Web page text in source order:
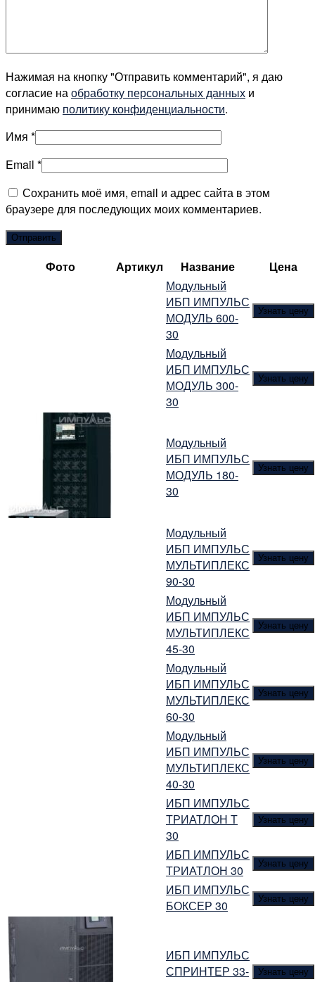
Нажимая на кнопку "Отправить комментарий", я даю
согласие наобработку персональных данных и
принимаю политику конфиденциальности.
Имя *
Email *
Сохранить моё имя, email и адрес сайта в этом
браузере для последующих моих комментариев.
Фото Артикул Название
Цена
Модульный
ИБП ИМПУЛЬС
МОДУЛЬ 600-
30
Узнать цену
Модульный
ИБП ИМПУЛЬС
МОДУЛЬ 300-
30
Узнать цену
Модульный
ИБП ИМПУЛЬС
МОДУЛЬ 180-
30
Узнать цену
Модульный
ИБП ИМПУЛЬС
МУЛЬТИПЛЕКС
90-30
Узнать цену
Модульный
ИБП ИМПУЛЬС
МУЛЬТИПЛЕКС
45-30
Узнать цену
Модульный
ИБП ИМПУЛЬС
МУЛЬТИПЛЕКС
60-30
Узнать цену
Модульный
ИБП ИМПУЛЬС
МУЛЬТИПЛЕКС
40-30
Узнать цену
ИБП ИМПУЛЬС
ТРИАТЛОН Т
30
Узнать цену
ИБП ИМПУЛЬС
ТРИАТЛОН 30
Узнать цену
ИБП ИМПУЛЬС
БОКСЕР 30
Узнать цену
ИБП ИМПУЛЬС
СПРИНТЕР 33-
Узнать цену